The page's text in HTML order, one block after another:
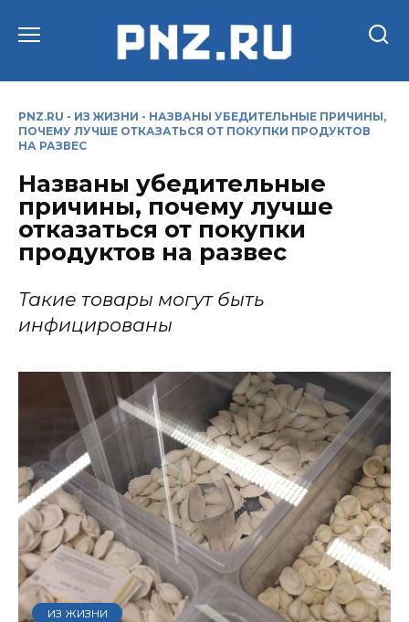
PNZ.RU - ИЗ ЖИЗНИ - НАЗВАНЫ УБЕДИТЕЛЬНЫЕ ПРИЧИНЫ,
ПОЧЕМУ ЛУЧШЕ ОТКАЗАТЬСЯ ОТ ПОКУПКИ ПРОДУКТОВ
НА РАЗВЕС
Названы убедительные
причины, почему лучше
отказаться от покупки
продуктов на развес
Такие товары могут быть
инфицированы
ИЗ ЖИЗНИ